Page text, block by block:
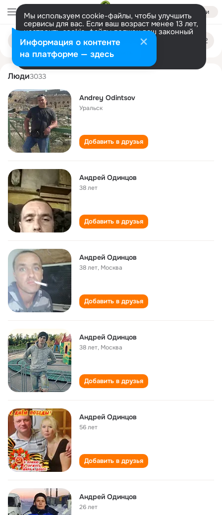
Войти
Мы используем cookie-файлы, чтобы улучшить
сервисы для вас. Если ваш возраст менее 13 лет,
настроить cookie-файлы должен ваш законный
представитель. Больше информации
Разрешить все Настроить
Поиск
людям
andrey odintsov
Люди3033
Andrey Odintsov
Уральск
Добавить в друзья
Андрей Одинцов
38 лет
Добавить в друзья
Андрей Одинцов
38 лет, Москва
Добавить в друзья
Андрей Одинцов
38 лет, Москва
Добавить в друзья
Андрей Одинцов
56 лет
Добавить в друзья
Андрей Одинцов
26 лет
Информация о контенте
на платформе — здесь